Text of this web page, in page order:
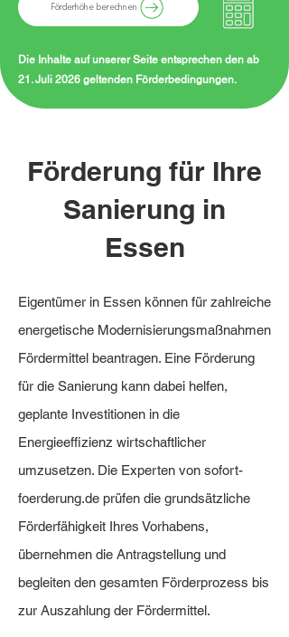
Förderhöhe berechnen
Die Inhalte auf unserer Seite entsprechen den ab
21. Juli 2026 geltenden Förderbedingungen.
Förderung für Ihre
Sanierung in
Essen
Eigentümer in Essen können für zahlreiche
energetische Modernisierungsmaßnahmen
Fördermittel beantragen. Eine Förderung
für die Sanierung kann dabei helfen,
geplante Investitionen in die
Energieeffizienz wirtschaftlicher
umzusetzen. Die Experten von sofort-
foerderung.de prüfen die grundsätzliche
Förderfähigkeit Ihres Vorhabens,
übernehmen die Antragstellung und
begleiten den gesamten Förderprozess bis
zur Auszahlung der Fördermittel.